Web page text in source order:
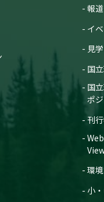
報
イ
見
国
国
ポ
刊
View
環
小